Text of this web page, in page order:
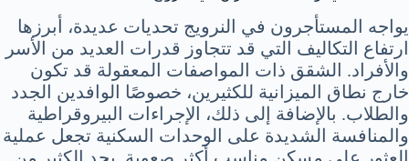
يواجه المستأجرون في النرويج تحديات عديدة، أبرزها
ارتفاع التكاليف التي قد تتجاوز قدرات العديد من الأسر
والأفراد. الشقق ذات المواصفات المعقولة قد تكون
خارج نطاق الميزانية للكثيرين، خصوصًا الوافدين الجدد
والطلاب. بالإضافة إلى ذلك، الإجراءات البيروقراطية
والمنافسة الشديدة على الوحدات السكنية تجعل عملية